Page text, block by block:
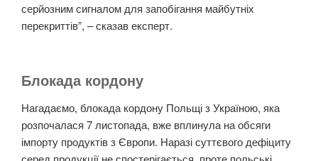
серйозним сигналом для запобігання майбутніх
перекриттів”, – сказав експерт.
Блокада кордону
Нагадаємо, блокада кордону Польщі з Україною, яка
розпочалася 7 листопада, вже вплинула на обсяги
імпорту продуктів з Європи. Наразі суттєвого дефіциту